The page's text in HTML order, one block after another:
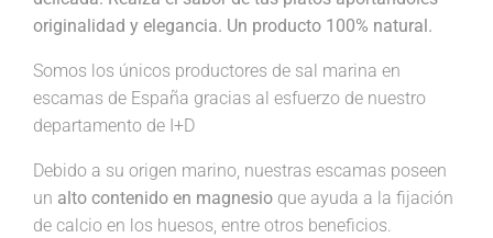
originalidad y elegancia. Un producto 100% natural.
Somos los únicos productores de sal marina en
escamas de España gracias al esfuerzo de nuestro
departamento de I+D
Debido a su origen marino, nuestras escamas poseen
un alto contenido en magnesio que ayuda a la fijación
de calcio en los huesos, entre otros beneficios.